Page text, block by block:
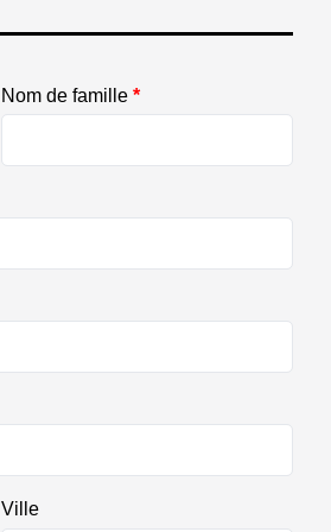
Nom de famille *
Ville